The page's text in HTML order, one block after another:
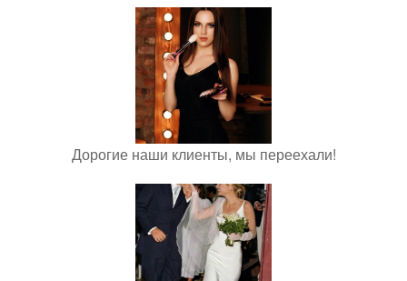
Дорогие наши клиенты, мы переехали!